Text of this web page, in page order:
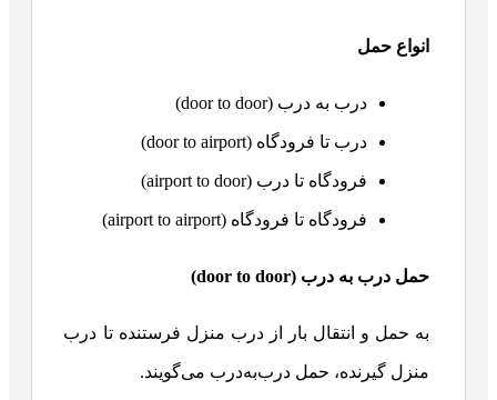
انواع حمل
درب به درب (door to door)
درب تا فرودگاه (door to airport)
فرودگاه تا درب (airport to door)
فرودگاه تا فرودگاه (airport to airport)
حمل درب به درب (door to door
)
به حمل و انتقال بار از درب منزل فرستنده تا درب
منزل گیرنده، حمل درب‌به‌درب می‌گویند.